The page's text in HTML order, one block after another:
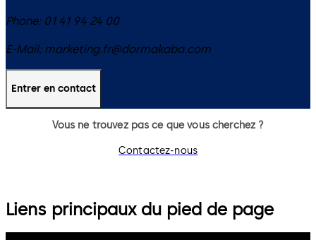
Phone: 01 41 94 24 00
E-Mail: marketing.fr@dormakaba.com
Entrer en contact
Vous ne trouvez pas ce que vous cherchez ?
Contactez-nous
Liens principaux du pied de page